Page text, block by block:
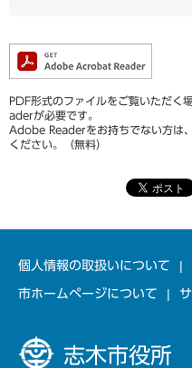
PDF形式のファイルをご覧いただ
aderが必要です。
Adobe Readerをお持ちでない方は
ください。（無料）
個人情報の取扱いについて
市ホームページについて
志木市役所